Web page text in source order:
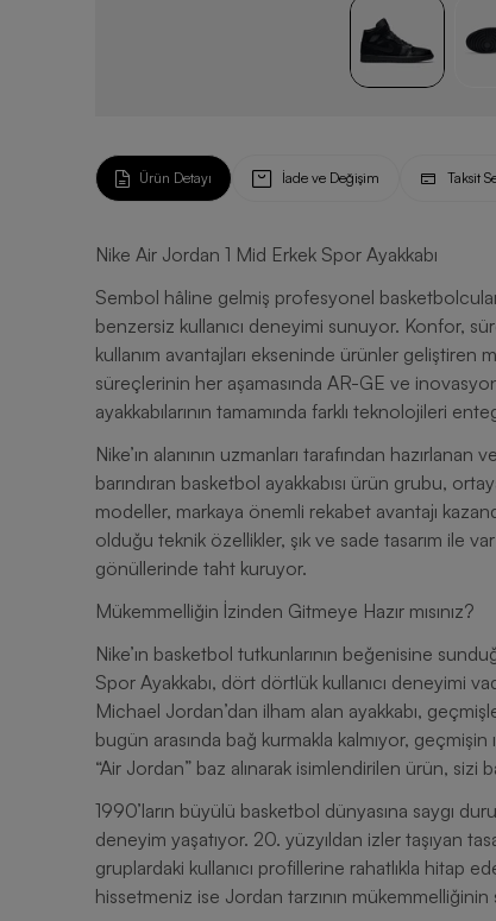
Ürün Detayı İade ve Değişim Taksit
Nike Air Jordan 1 Mid Erkek Spor Ayakkabı
Sembol hâline gelmiş profesyonel
benzersiz kullanıcı deneyimi sunuyor. Konfor,
kullanım avantajları ekseninde ürünler geliştiren
süreçlerinin her aşamasında AR-GE ve
ayakkabılarının tamamında farklı teknolojileri
Nike’ın alanının uzmanları tarafından
barındıran basketbol ayakkabısı ürün grubu,
modeller, markaya önemli rekabet avantajı
olduğu teknik özellikler, şık ve sade tasarım ile
gönüllerinde taht kuruyor.
Mükemmelliğin İzinden Gitmeye Hazır mısınız?
Nike’ın basketbol tutkunlarının beğenisine
Spor Ayakkabı, dört dörtlük kullanıcı deneyimi
Michael Jordan’dan ilham alan ayakkabı,
bugün arasında bağ kurmakla kalmıyor, geçmişin
“Air Jordan” baz alınarak isimlendirilen ürün,
1990’ların büyülü basketbol dünyasına saygı
deneyim yaşatıyor. 20. yüzyıldan izler taşıyan
gruplardaki kullanıcı profillerine rahatlıkla hitap
hissetmeniz ise Jordan tarzının